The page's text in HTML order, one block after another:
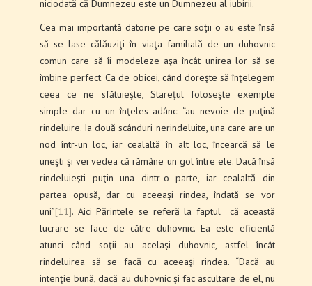
niciodată că Dumnezeu este un Dumnezeu al iubirii.
Cea mai importantă datorie pe care soţii o au este însă
să se lase călăuziţi în viaţa familială de un duhovnic
comun care să îi modeleze aşa încât unirea lor să se
îmbine perfect. Ca de obicei, când doreşte să înţelegem
ceea ce ne sfătuieşte, Stareţul foloseşte exemple
simple dar cu un înţeles adânc: “au nevoie de puţină
rindeluire. Ia două scânduri nerindeluite, una care are un
nod într-un loc, iar cealaltă în alt loc, încearcă să le
uneşti şi vei vedea că rămâne un gol între ele. Dacă însă
rindeluieşti puţin una dintr-o parte, iar cealaltă din
partea opusă, dar cu aceeaşi rindea, îndată se vor
uni”[11]. Aici Părintele se referă la faptul că această
lucrare se face de către duhovnic. Ea este eficientă
atunci când soţii au acelaşi duhovnic, astfel încât
rindeluirea să se facă cu aceeaşi rindea. “Dacă au
intenţie bună, dacă au duhovnic şi fac ascultare de el, nu